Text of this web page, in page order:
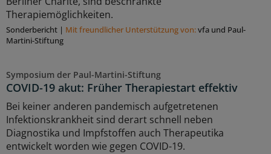
Therapiemöglichkeiten.
Sonderbericht | Mit freundlicher Unterstützung von:vfa und Paul-
Martini-Stiftung
Symposium der Paul-Martini-Stiftung
COVID-19 akut: Früher Therapiestart effektiv
Bei keiner anderen pandemisch aufgetretenen
Infektionskrankheit sind derart schnell neben
Diagnostika und Impfstoffen auch Therapeutika
entwickelt worden wie gegen COVID-19.